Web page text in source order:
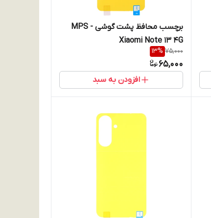
برچسب محافظ پشت گوشی MPS -
Xiaomi Note 13 4G
75,000
13%
65,000
افزودن به سبد